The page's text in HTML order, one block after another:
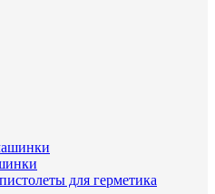
для герметика